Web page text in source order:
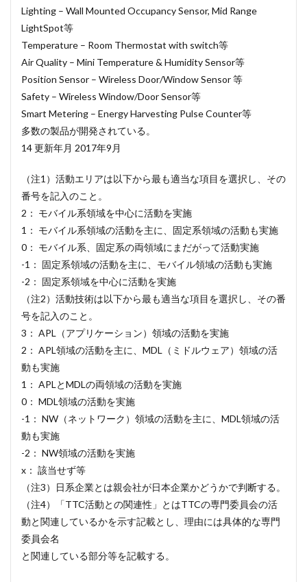
Lighting – Wall Mounted Occupancy Sensor, Mid Range
LightSpot等
Temperature – Room Thermostat with switch等
Air Quality – Mini Temperature & Humidity Sensor等
Position Sensor – Wireless Door/Window Sensor 等
Safety – Wireless Window/Door Sensor等
Smart Metering – Energy Harvesting Pulse Counter等
多数の製品が開発されている。
14 更新年月 2017年9月
（注1）活動エリアは以下から最も適当な項目を選択し、その
番号を記入のこと。
2： モバイル系領域を中心に活動を実施
1： モバイル系領域の活動を主に、固定系領域の活動も実施
0： モバイル系、固定系の両領域にまだがって活動実施
-1： 固定系領域の活動を主に、モバイル領域の活動も実施
-2： 固定系領域を中心に活動を実施
（注2）活動技術は以下から最も適当な項目を選択し、その番
号を記入のこと。
3： APL（アプリケーション）領域の活動を実施
2： APL領域の活動を主に、MDL（ミドルウェア）領域の活
動も実施
1： APLとMDLの両領域の活動を実施
0： MDL領域の活動を実施
-1： NW（ネットワーク）領域の活動を主に、MDL領域の活
動も実施
-2： NW領域の活動を実施
x： 該当せず等
（注3）日系企業とは親会社が日本企業かどうかで判断する。
（注4）「TTC活動との関連性」とはTTCの専門委員会の活
動と関連しているかを示す記載とし、理由には具体的な専門
委員会名
と関連している部分等を記載する。